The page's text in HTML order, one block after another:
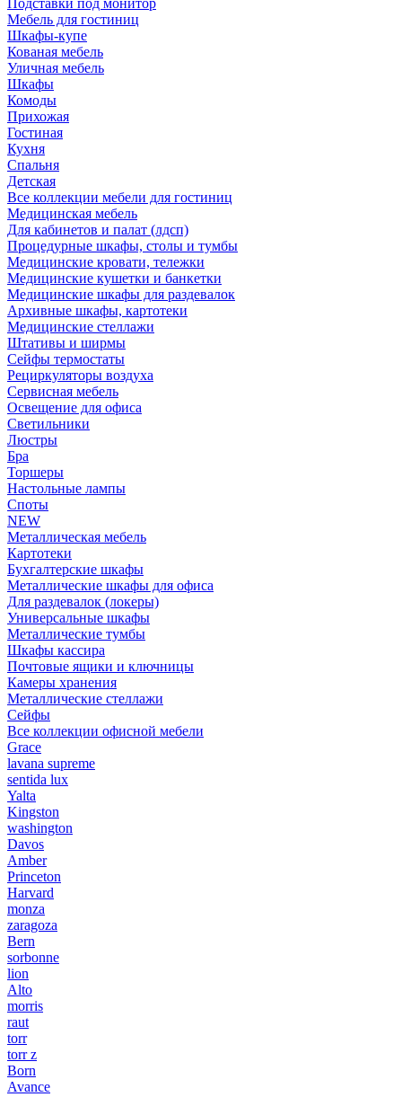
Подставки под монитор
Мебель для гостиниц
Шкафы-купе
Кованая мебель
Уличная мебель
Шкафы
Комоды
Прихожая
Гостиная
Кухня
Спальня
Детская
Все коллекции мебели для гостиниц
Медицинская мебель
Для кабинетов и палат (лдсп)
Процедурные шкафы, столы и тумбы
Медицинские кровати, тележки
Медицинские кушетки и банкетки
Медицинские шкафы для раздевалок
Архивные шкафы, картотеки
Медицинские стеллажи
Штативы и ширмы
Сейфы термостаты
Рециркуляторы воздуха
Сервисная мебель
Освещение для офиса
Светильники
Люстры
Бра
Торшеры
Настольные лампы
Споты
NEW
Металлическая мебель
Картотеки
Бухгалтерские шкафы
Металлические шкафы для офиса
Для раздевалок (локеры)
Универсальные шкафы
Металлические тумбы
Шкафы кассира
Почтовые ящики и ключницы
Камеры хранения
Металлические стеллажи
Сейфы
Все коллекции офисной мебели
Grace
lavana supreme
sentida lux
Yalta
Kingston
washington
Davos
Amber
Princeton
Harvard
monza
zaragoza
Bern
sorbonne
lion
Alto
morris
raut
torr
torr z
Born
Avance